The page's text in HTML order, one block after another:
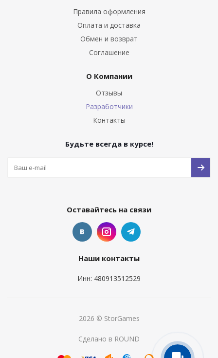
Правила оформления
Оплата и доставка
Обмен и возврат
Соглашение
О Компании
Отзывы
Разработчики
Контакты
Будьте всегда в курсе!
Оставайтесь на связи
Наши контакты
Инн: 480913512529
2026 © StorGames
Сделано в ROUND